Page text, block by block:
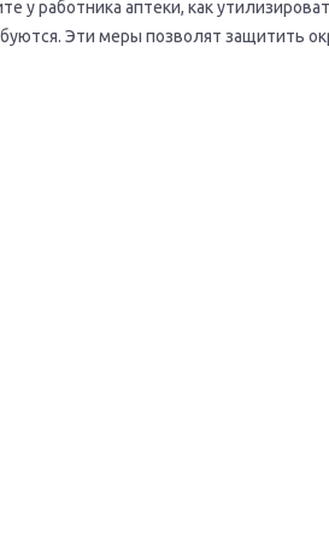
у работника аптеки, как
Эти меры позволят защитить